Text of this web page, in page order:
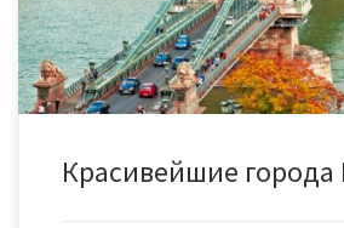
Будапешт Столица Венгрии славиться
величественными […]
Красивейшие города